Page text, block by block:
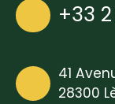
+33
41
28300